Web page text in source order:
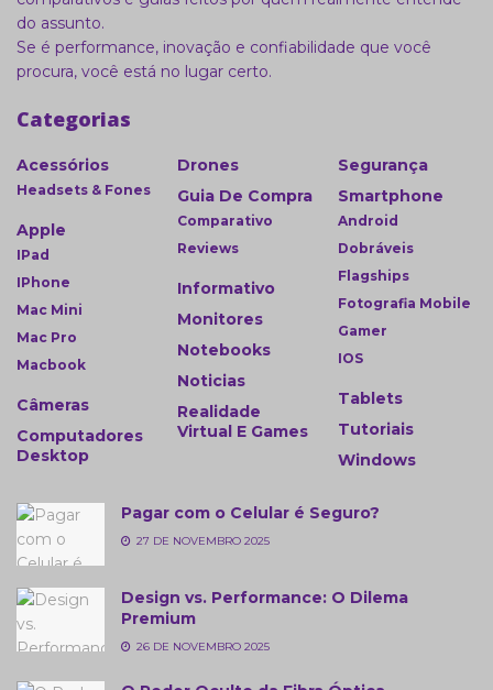
do assunto.
Se é performance, inovação e confiabilidade que você
procura, você está no lugar certo.
Categorias
Acessórios
Headsets & Fones
Apple
IPad
IPhone
Mac Mini
Mac Pro
Macbook
Câmeras
Computadores
Desktop
Drones
Guia De Compra
Comparativo
Reviews
Informativo
Monitores
Notebooks
Noticias
Realidade
Virtual E Games
Segurança
Smartphone
Android
Dobráveis
Flagships
Fotografia Mobile
Gamer
IOS
Tablets
Tutoriais
Windows
Pagar com o Celular é Seguro?
27 DE NOVEMBRO 2025
Design vs. Performance: O Dilema
Premium
26 DE NOVEMBRO 2025